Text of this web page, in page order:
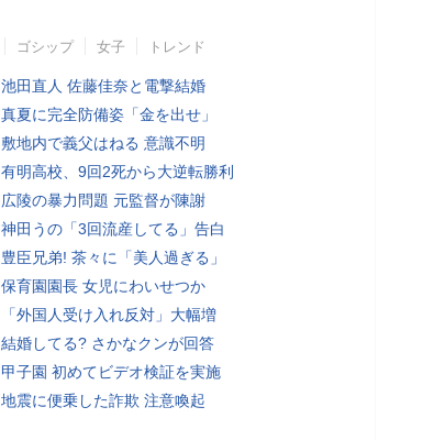
ゴシップ 女子 トレンド
池田直人 佐藤佳奈と電撃結婚
真夏に完全防備姿「金を出せ」
敷地内で義父はねる 意識不明
有明高校、9回2死から大逆転勝利
広陵の暴力問題 元監督が陳謝
神田うの「3回流産してる」告白
豊臣兄弟! 茶々に「美人過ぎる」
保育園園長 女児にわいせつか
「外国人受け入れ反対」大幅増
結婚してる? さかなクンが回答
甲子園 初めてビデオ検証を実施
地震に便乗した詐欺 注意喚起